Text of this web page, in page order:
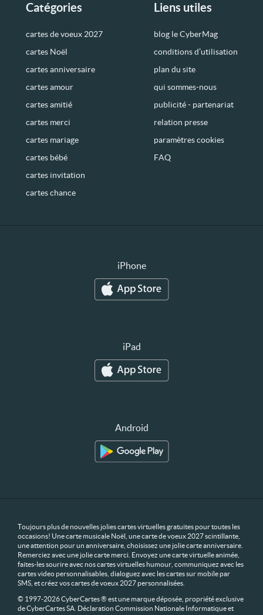
Catégories
cartes de voeux 2027
cartes Noël
cartes anniversaire
cartes amour
cartes amitié
cartes merci
cartes mariage
cartes bébé
cartes invitation
cartes chance
Liens utiles
blog le CyberMag
conditions d’utilisation
plan du site
qui sommes-nous
publicité - partenariat
relation presse
paramètres cookies
FAQ
iPhone
iPad
Android
Toujours plus de nouvelles jolies cartes virtuelles gratuites pour toutes les
occasions! Une carte musicale Noël, une carte de voeux 2027 scintillante,
une attention pour un anniversaire, choisissez une jolie carte anniversaire.
Remerciez avec une jolie carte merci. Envoyez une carte virtuelle animée,
faites-les sourire avec nos cartes virtuelles humour, communiquez avec les
cartes video personnalisables, dialoguez avec les cartes sur mobile par
SMS, et créez vos cartes de voeux 2027 personnalisées.
© 1997-2026 CyberCartes ® est une marque déposée, propriété exclusive
de CyberCartes SA. Déclaration Commission Nationale Informatique et